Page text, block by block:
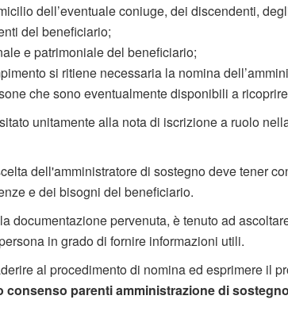
dell’eventuale coniuge, dei discendenti,
del beneficiario;
e patrimoniale del beneficiario;
si ritiene necessaria la nomina
che sono eventualmente disponibili a
unitamente alla nota di iscrizione a ruolo
dell'amministratore di sostegno deve tener
e dei bisogni del beneficiario.
documentazione pervenuta, è tenuto ad
in grado di fornire informazioni utili.
al procedimento di nomina ed esprimere il
consenso parenti amministrazione di sostegno